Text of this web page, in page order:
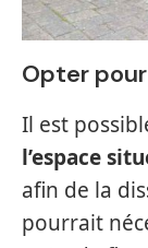
Opter
Il est
l’espace
afin de la
pourrait